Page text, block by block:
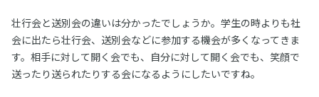
壮行会と送別会の違いは分かったでしょうか。学生の時よりも社
会に出たら壮行会、送別会などに参加する機会が多くなってきま
す。相手に対して開く会でも、自分に対して開く会でも、笑顔で
送ったり送られたりする会になるようにしたいですね。